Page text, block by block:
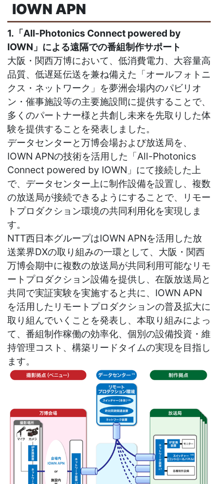
IOWN APN
1.「All-Photonics Connect powered by
IOWN」による遠隔での番組制作サポート
大阪・関西万博において、低消費電力、大容量高
品質、低遅延伝送を兼ね備えた「オールフォトニ
クス・ネットワーク」を夢洲会場内のパビリオ
ン・催事施設等の主要施設間に提供することで、
多くのパートナー様と共創し未来を先取りした体
験を提供することを発表しました。
データセンターと万博会場および放送局を、
IOWN APNの技術を活用した「All-Photonics
Connect powered by IOWN」にて接続した上
で、データセンター上に制作設備を設置し、複数
の放送局が接続できるようにすることで、リモー
トプロダクション環境の共同利用化を実現しま
す。
NTT西日本グループはIOWN APNを活用した放
送業界DXの取り組みの一環として、大阪・関西
万博会期中に複数の放送局が共同利用可能なリモ
ートプロダクション設備を提供し、在阪放送局と
共同で実証実験を実施すると共に、IOWN APN
を活用したリモートプロダクションの普及拡大に
取り組んでいくことを発表し、本取り組みによっ
て、番組制作稼働の効率化、個別の設備投資・維
持管理コスト、構築リードタイムの実現を目指し
ます。